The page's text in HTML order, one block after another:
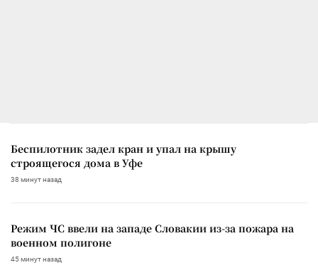
Беспилотник задел кран и упал на крышу
строящегося дома в Уфе
38 минут назад
Режим ЧС ввели на западе Словакии из-за пожара на
военном полигоне
45 минут назад